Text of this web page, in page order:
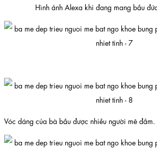
Hình ảnh Alexa khi đang mang bầu
Vóc dáng của bà bầu được nhiều người mê đắm.